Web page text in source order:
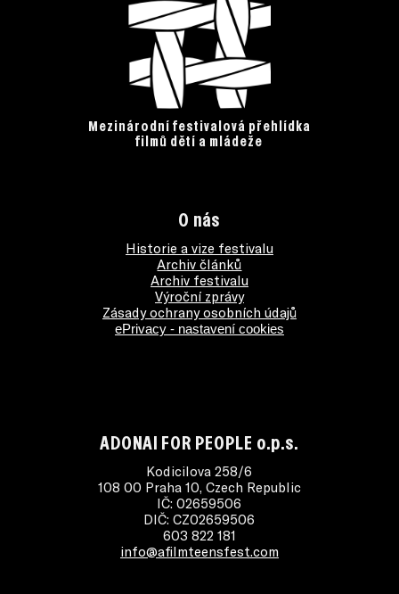
Mezinárodní festivalová přehlídka
filmů dětí a mládeže
O nás
Historie a vize festivalu
Archiv článků
Archiv festivalu
Výroční zprávy
Zásady ochrany osobních údajů
ePrivacy - nastavení cookies
ADONAI FOR PEOPLE o.p.s.
Kodicilova 258/6
108 00 Praha 10, Czech Republic
IČ: 02659506
DIČ: CZ02659506
603 822 181
info@afilmteensfest.com